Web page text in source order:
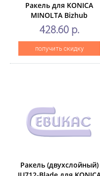
Ракель для KONICA
MINOLTA Bizhub
C350/C351/C450
(CET),CET3696
428.60 р.
получить скидку
Ракель (двухслойный)